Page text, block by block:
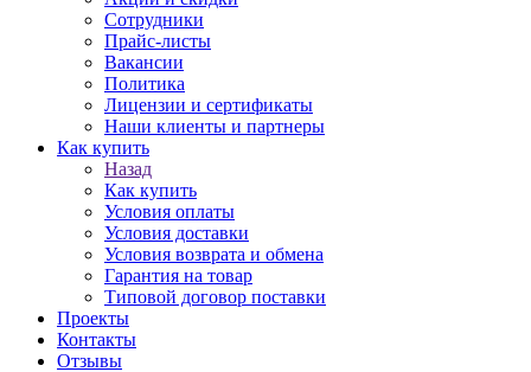
Сотрудники
Прайс-листы
Вакансии
Политика
Лицензии и сертификаты
Наши клиенты и партнеры
Как купить
Назад
Как купить
Условия оплаты
Условия доставки
Условия возврата и обмена
Гарантия на товар
Типовой договор поставки
Проекты
Контакты
Отзывы